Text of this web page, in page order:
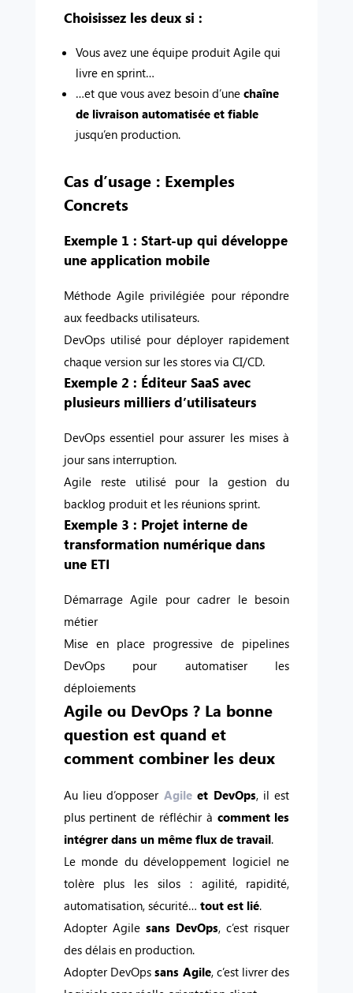
Choisissez les deux si :
Vous avez une équipe produit Agile qui
livre en sprint…
…et que vous avez besoin d’une chaîne
de livraison automatisée et fiable
jusqu’en production.
Cas d’usage : Exemples
Concrets
Exemple 1 : Start-up qui développe
une application mobile
Méthode Agile privilégiée pour répondre
aux feedbacks utilisateurs.
DevOps utilisé pour déployer rapidement
chaque version sur les stores via CI/CD.
Exemple 2 : Éditeur SaaS avec
plusieurs milliers d’utilisateurs
DevOps essentiel pour assurer les mises à
jour sans interruption.
Agile reste utilisé pour la gestion du
backlog produit et les réunions sprint.
Exemple 3 : Projet interne de
transformation numérique dans
une ETI
Démarrage Agile pour cadrer le besoin
métier
Mise en place progressive de pipelines
DevOps pour automatiser les
déploiements
Agile ou DevOps ? La bonne
question est quand et
comment combiner les deux
Au lieu d’opposer Agileet DevOps, il est
plus pertinent de réfléchir à comment les
intégrer dans un même flux de travail.
Le monde du développement logiciel ne
tolère plus les silos : agilité, rapidité,
automatisation, sécurité… tout est lié.
Adopter Agile sans DevOps, c’est risquer
des délais en production.
Adopter DevOpssans Agile, c’est livrer des